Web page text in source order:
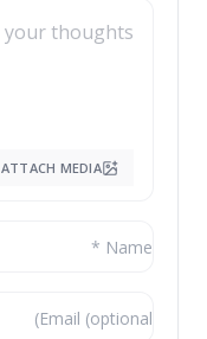
ATTACH MEDIA